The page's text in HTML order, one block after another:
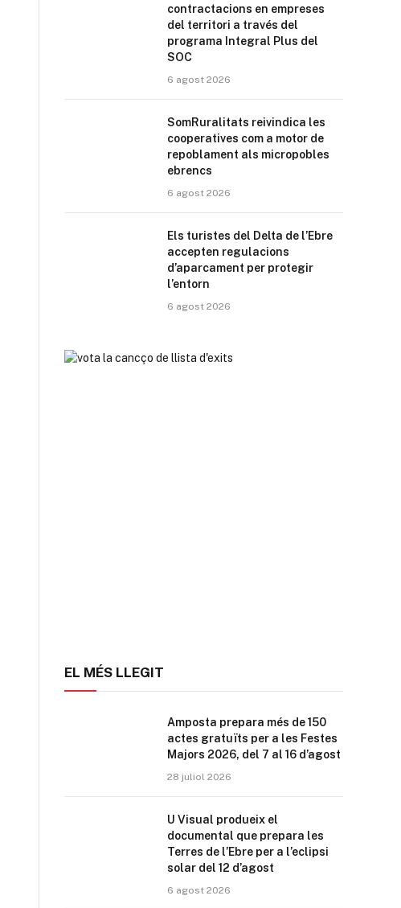
contractacions en empreses
del territori a través del
programa Integral Plus del
SOC
6 agost 2026
SomRuralitats reivindica les
cooperatives com a motor de
repoblament als micropobles
ebrencs
6 agost 2026
Els turistes del Delta de l’Ebre
accepten regulacions
d’aparcament per protegir
l’entorn
6 agost 2026
EL MÉS LLEGIT
Amposta prepara més de 150
actes gratuïts per a les Festes
Majors 2026, del 7 al 16 d’agost
28 juliol 2026
U Visual produeix el
documental que prepara les
Terres de l’Ebre per a l’eclipsi
solar del 12 d’agost
6 agost 2026